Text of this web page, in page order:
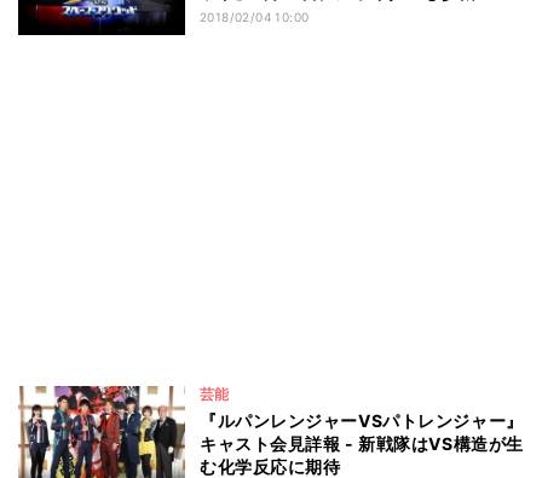
2018/02/04 10:00
芸能
『ルパンレンジャーVSパトレンジャー』
キャスト会見詳報 - 新戦隊はVS構造が生
む化学反応に期待